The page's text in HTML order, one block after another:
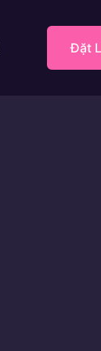
Đặt